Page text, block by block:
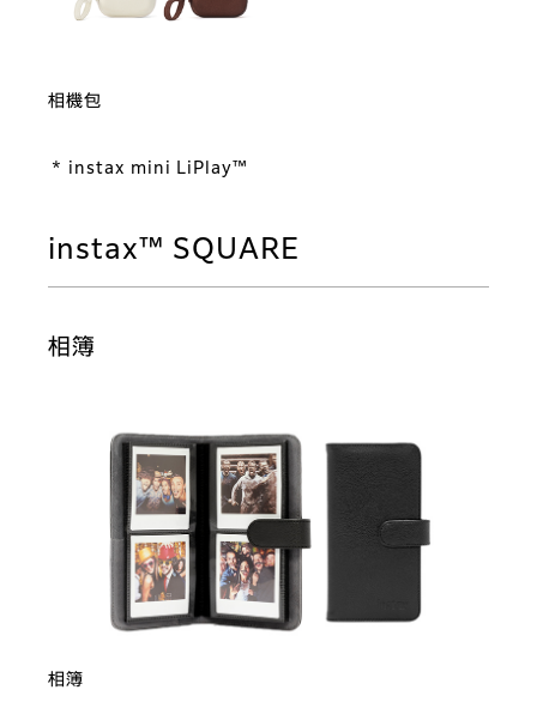
相機包
* instax mini LiPlay™
instax™ SQUARE
相簿
相簿